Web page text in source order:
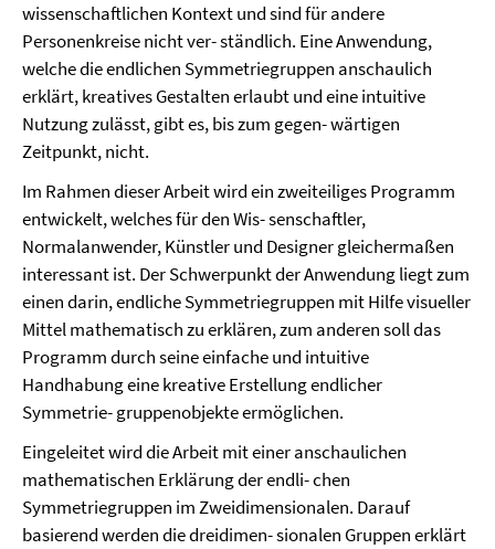
wissenschaftlichen Kontext und sind für andere
Personenkreise nicht ver- ständlich. Eine Anwendung,
welche die endlichen Symmetriegruppen anschaulich
erklärt, kreatives Gestalten erlaubt und eine intuitive
Nutzung zulässt, gibt es, bis zum gegen- wärtigen
Zeitpunkt, nicht.
Im Rahmen dieser Arbeit wird ein zweiteiliges Programm
entwickelt, welches für den Wis- senschaftler,
Normalanwender, Künstler und Designer gleichermaßen
interessant ist. Der Schwerpunkt der Anwendung liegt zum
einen darin, endliche Symmetriegruppen mit Hilfe visueller
Mittel mathematisch zu erklären, zum anderen soll das
Programm durch seine einfache und intuitive
Handhabung eine kreative Erstellung endlicher
Symmetrie- gruppenobjekte ermöglichen.
Eingeleitet wird die Arbeit mit einer anschaulichen
mathematischen Erklärung der endli- chen
Symmetriegruppen im Zweidimensionalen. Darauf
basierend werden die dreidimen- sionalen Gruppen erklärt